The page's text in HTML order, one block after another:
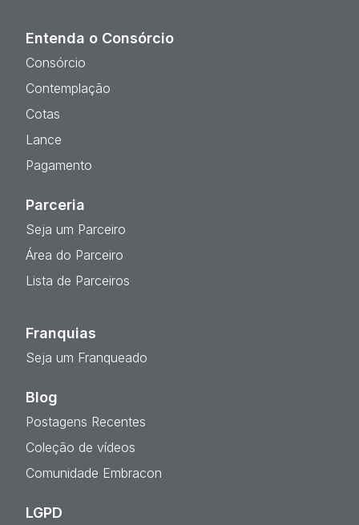
Entenda o Consórcio
Consórcio
Contemplação
Cotas
Lance
Pagamento
Parceria
Seja um Parceiro
Área do Parceiro
Lista de Parceiros
Franquias
Seja um Franqueado
Blog
Postagens Recentes
Coleção de vídeos
Comunidade Embracon
LGPD